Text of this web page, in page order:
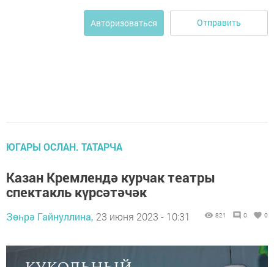
Авторизоваться Отправить
ЮГАРЫ ОСЛАН. ТАТАРЧА
Казан Кремлендә курчак театры
спектакль күрсәтәчәк
Зөһрә Гайнуллина, 23 июня 2023 - 10:31 821 0 0